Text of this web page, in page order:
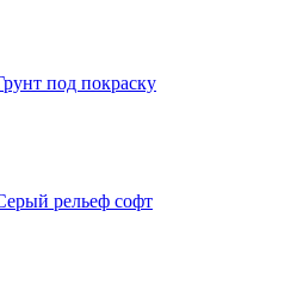
под покраску
рельеф софт